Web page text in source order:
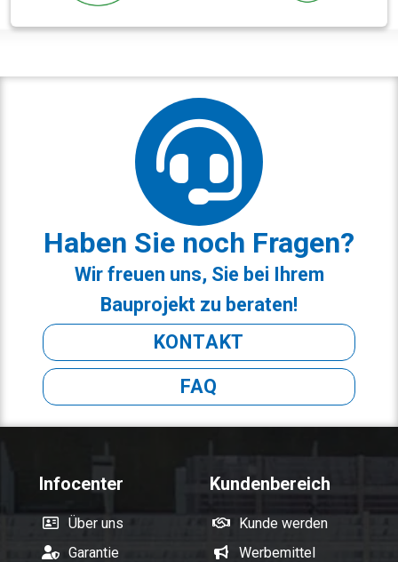
Haben Sie noch Fragen?
Wir freuen uns, Sie bei Ihrem
Bauprojekt zu beraten!
KONTAKT
FAQ
Infocenter
Über uns
Garantie
Kundenbereich
Kunde werden
Werbemittel